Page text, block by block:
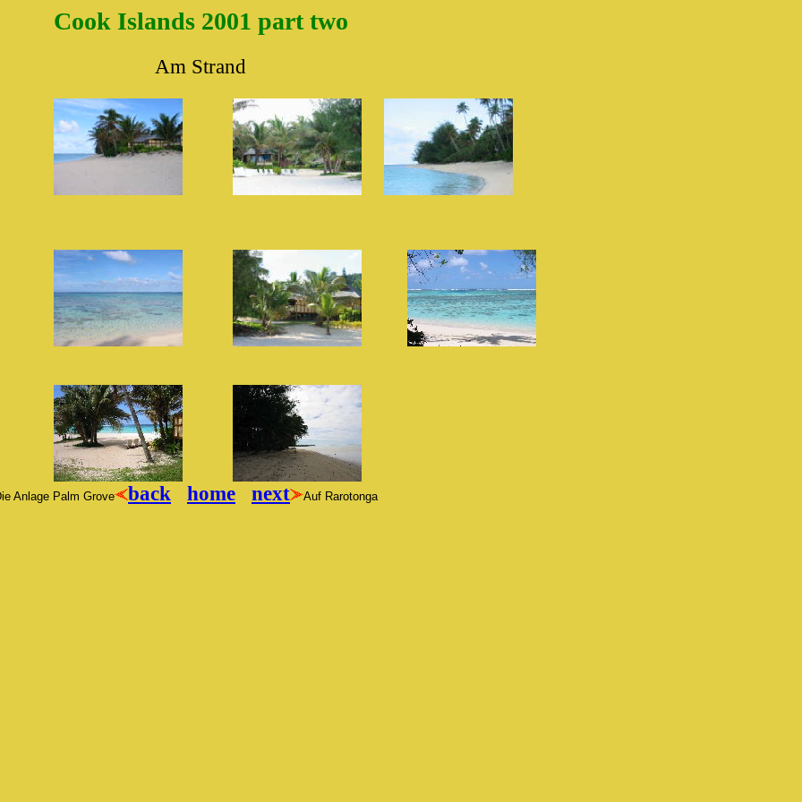
Cook Islands 2001 part two
Am Strand
Anlage Palm Grove back home next Auf Rarotonga